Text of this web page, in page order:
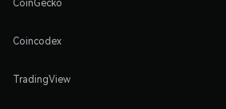
CoinGecko
Coincodex
TradingView